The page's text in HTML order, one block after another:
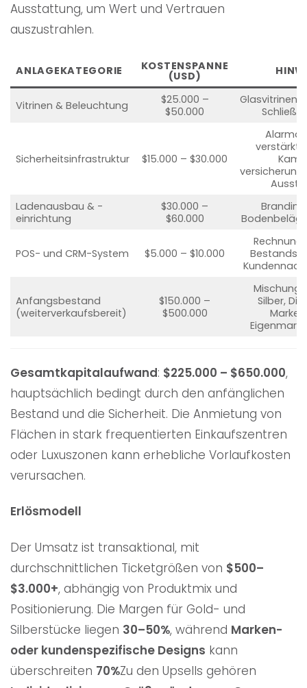
Ausstattung, um Wert und Vertrauen
auszustrahlen.
ANLAGEKATEGORIE KOSTENSPANNE
(USD)
Vitrinen & Beleuchtung
$25.000 –
$50.000
Glasvitrinen,
Sicherheitsinfrastruktur $15.000 – $30.000
verstärkte
Ladenausbau & -
einrichtung
$30.000 –
$60.000
POS- und CRM-System $5.000 – $10.000
Anfangsbestand
(weiterverkaufsbereit)
$150.000 –
$500.000
Mischung
Silber,
Gesamtkapitalaufwand: $225.000 – $650.000,
hauptsächlich bedingt durch den anfänglichen
Bestand und die Sicherheit. Die Anmietung von
Flächen in stark frequentierten Einkaufszentren
oder Luxuszonen kann erhebliche Vorlaufkosten
verursachen.
Erlösmodell
Der Umsatz ist transaktional, mit
durchschnittlichen Ticketgrößen von $500–
$3.000+, abhängig von Produktmix und
Positionierung. Die Margen für Gold- und
Silberstücke liegen 30–50%, während Marken-
oder kundenspezifische Designs kann
überschreiten 70%Zu den Upsells gehören